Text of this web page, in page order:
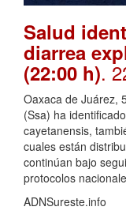
Salud
diarrea
(22:00 h).
Oaxaca de Juárez,
(Ssa) ha
cayetanensis,
cuales están
continúan bajo
protocolos
ADNSureste.info